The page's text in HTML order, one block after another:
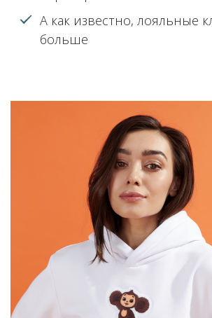
А как известно, лояльные
больше